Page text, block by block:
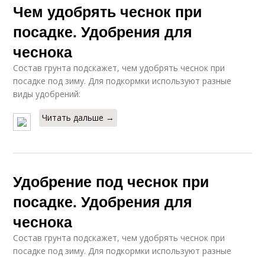
Чем удобрять чеснок при
посадке. Удобрения для
чеснока
Состав грунта подскажет, чем удобрять чеснок при
посадке под зиму. Для подкормки используют разные
виды удобрений:
Читать дальше →
Удобрение под чеснок при
посадке. Удобрения для
чеснока
Состав грунта подскажет, чем удобрять чеснок при
посадке под зиму. Для подкормки используют разные